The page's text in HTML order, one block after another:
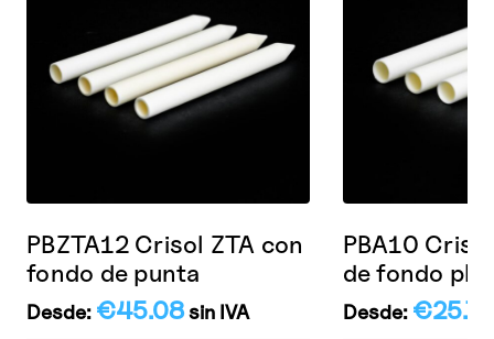
PBZTA12 Crisol ZTA con
fondo de punta
Desde: €45.08sin IVA
PBA10
de fondo
Desde: €25.76